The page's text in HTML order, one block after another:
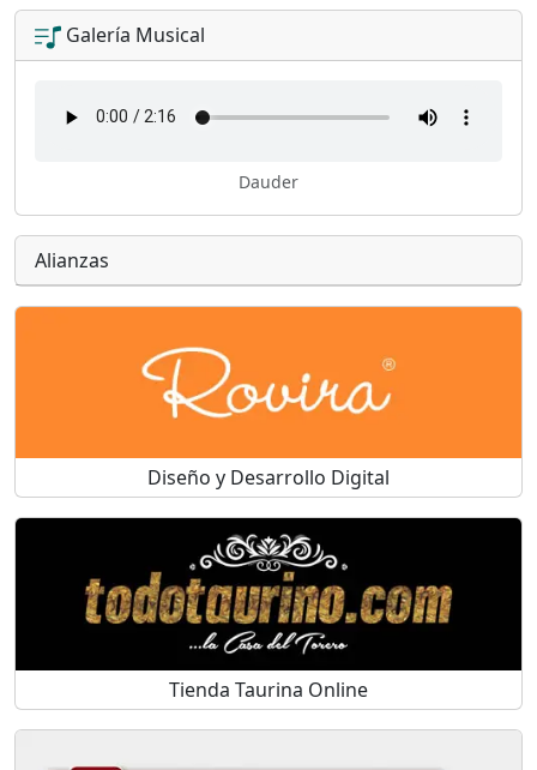
Galería Musical
Dauder
Alianzas
Diseño y Desarrollo Digital
Tienda Taurina Online